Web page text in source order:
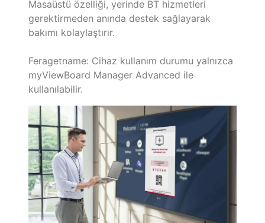
Masaüstü özelliği, yerinde BT hizmetleri
gerektirmeden anında destek sağlayarak
bakımı kolaylaştırır.
Feragetname: Cihaz kullanım durumu yalnızca
myViewBoard Manager Advanced ile
kullanılabilir.